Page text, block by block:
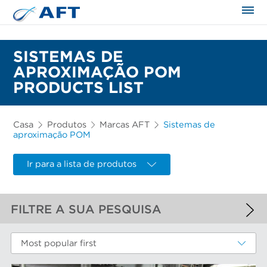
SISTEMAS DE
APROXIMAÇÃO POM
PRODUCTS LIST
Casa Produtos Marcas AFT
Sistemas de
aproximação POM
Ir para a lista de produtos
FILTRE A SUA PESQUISA
FILTROS APLICADOS
Sistemas de aproximação POM
Most popular first